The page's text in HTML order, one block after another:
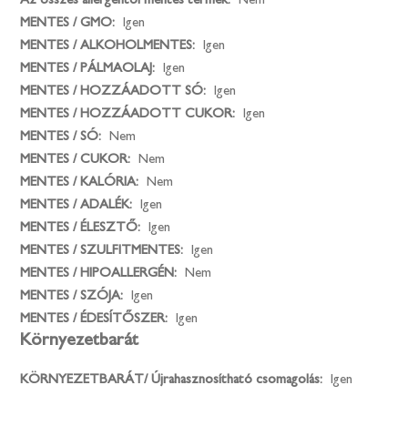
MENTES / GMO:
Igen
MENTES / ALKOHOLMENTES:
Igen
MENTES / PÁLMAOLAJ:
Igen
MENTES / HOZZÁADOTT SÓ:
Igen
MENTES / HOZZÁADOTT CUKOR:
Igen
MENTES / SÓ:
Nem
MENTES / CUKOR:
Nem
MENTES / KALÓRIA:
Nem
MENTES / ADALÉK:
Igen
MENTES / ÉLESZTŐ:
Igen
MENTES / SZULFITMENTES:
Igen
MENTES / HIPOALLERGÉN:
Nem
MENTES / SZÓJA:
Igen
MENTES / ÉDESÍTŐSZER:
Igen
Környezetbarát
KÖRNYEZETBARÁT/ Újrahasznosítható csomagolás: Igen